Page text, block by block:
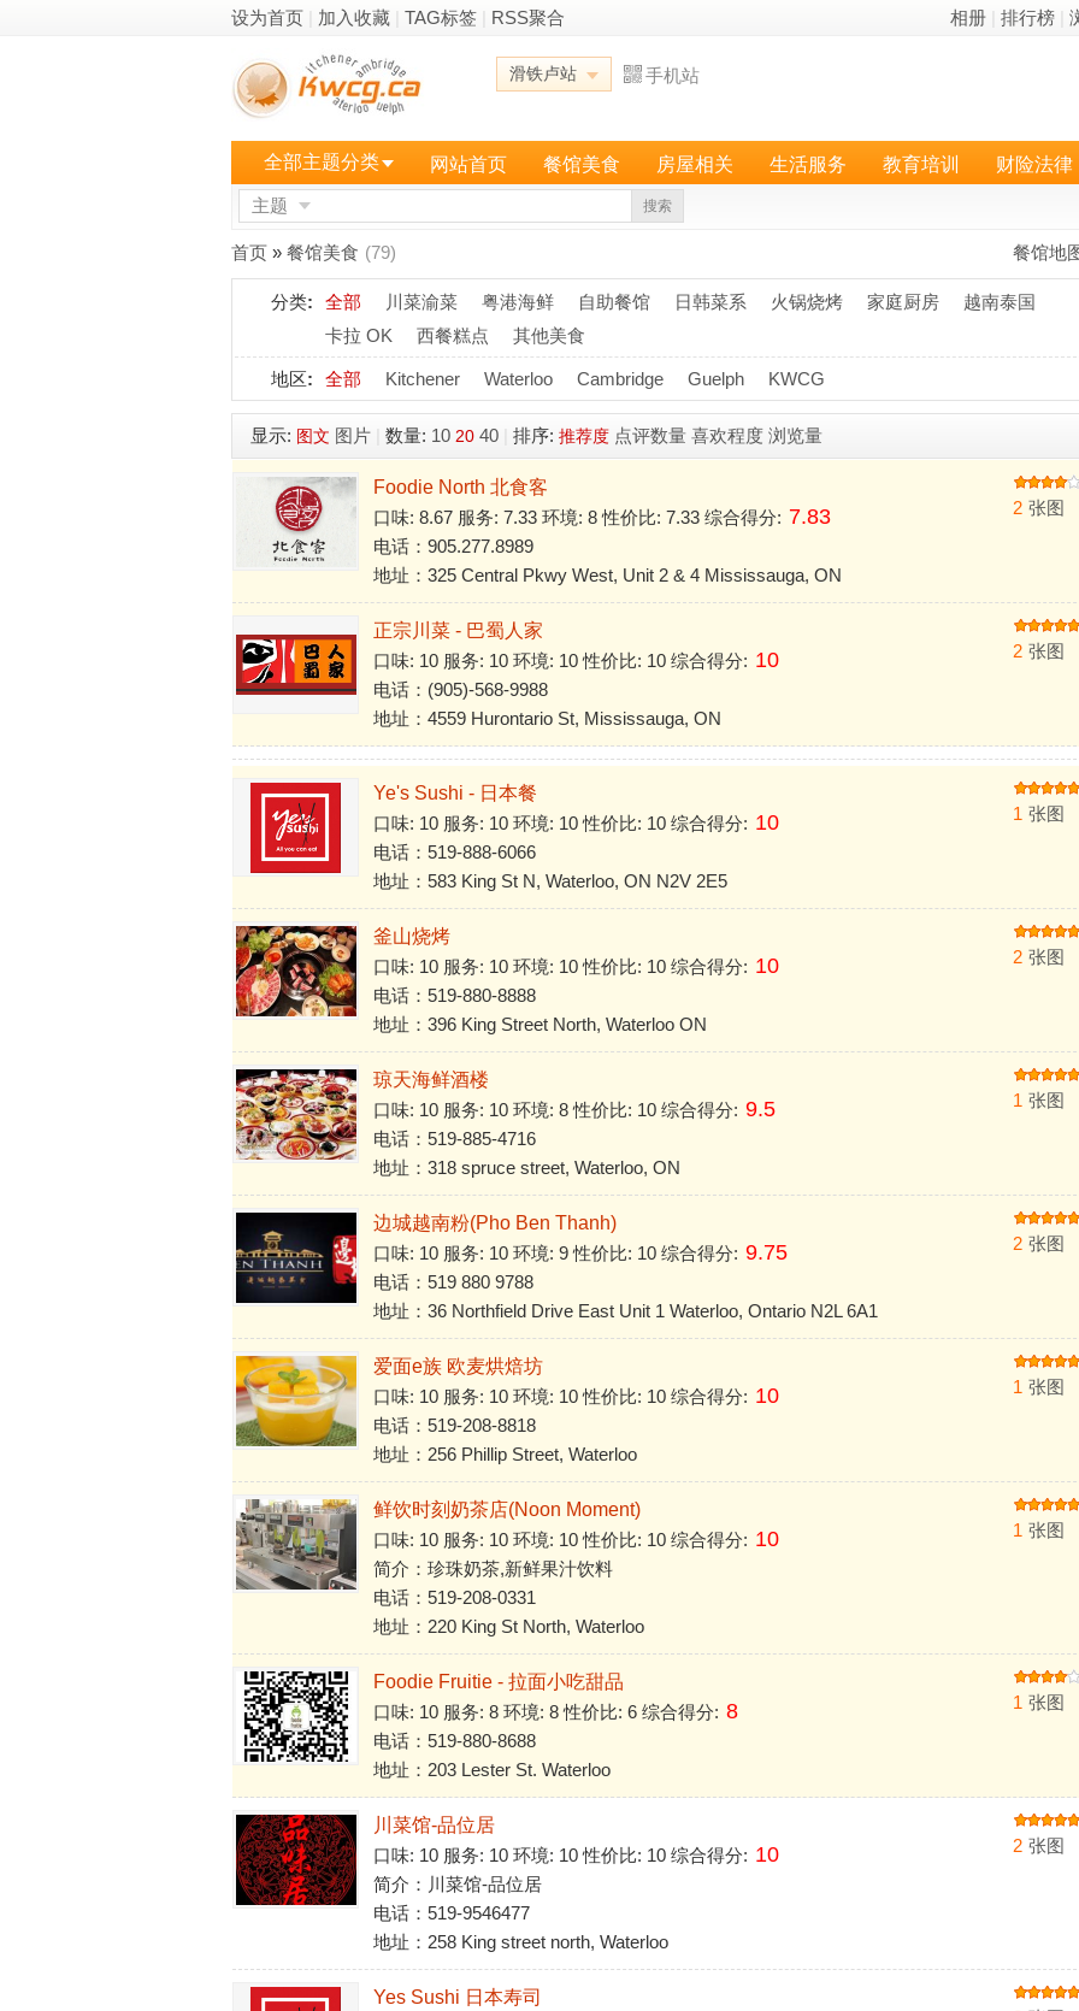
设为首页 加入收藏 TAG标签 RSS聚合 相册 排行榜
滑铁卢站 手机站
全部主题分类 网站首页 餐馆美食 房屋相关 生活服务 教育培训 财险法律
主题 搜索
餐馆地
首页 » 餐馆美食 (79)
分类: 全部 川菜渝菜 粤港海鲜 自助餐馆 日韩菜系 火锅烧烤 家庭厨房
越南泰国
卡拉 OK
西餐糕点 其他美食
地区: 全部 Kitchener Waterloo Cambridge Guelph KWCG
显示: 图文 图片 数量: 10 20 40 排序: 推荐度 点评数量 喜欢程度 浏览量
Foodie North 北食客
口味: 8.67 服务: 7.33 环境: 8 性价比: 7.33 综合得分: 7.83
电话：905.277.8989
地址：325 Central Pkwy West, Unit 2 & 4 Mississauga, ON
2 张图
正宗川菜 - 巴蜀人家
口味: 10 服务: 10 环境: 10 性价比: 10 综合得分: 10
电话：(905)-568-9988
地址：4559 Hurontario St, Mississauga, ON
2 张图
Ye's Sushi - 日本餐
口味: 10 服务: 10 环境: 10 性价比: 10 综合得分: 10
电话：519-888-6066
地址：583 King St N, Waterloo, ON N2V 2E5 ‎
1 张图
釜山烧烤
口味: 10 服务: 10 环境: 10 性价比: 10 综合得分: 10
电话：519-880-8888
地址：396 King Street North, Waterloo ON
2 张图
琼天海鲜酒楼
口味: 10 服务: 10 环境: 8 性价比: 10 综合得分: 9.5
电话：519-885-4716
地址：318 spruce street, Waterloo, ON
1 张图
边城越南粉(Pho Ben Thanh)
口味: 10 服务: 10 环境: 9 性价比: 10 综合得分: 9.75
电话：519 880 9788
地址：36 Northfield Drive East Unit 1 Waterloo, Ontario N2L 6A1
2 张图
爱面e族 欧麦烘焙坊
口味: 10 服务: 10 环境: 10 性价比: 10 综合得分: 10
电话：519-208-8818
地址：256 Phillip Street, Waterloo
1 张图
鲜饮时刻奶茶店(Noon Moment)
口味: 10 服务: 10 环境: 10 性价比: 10 综合得分: 10
简介：珍珠奶茶,新鲜果汁饮料
电话：519-208-0331
地址：220 King St North, Waterloo
1 张图
Foodie Fruitie - 拉面小吃甜品
口味: 10 服务: 8 环境: 8 性价比: 6 综合得分: 8
电话：519-880-8688
地址：203 Lester St. Waterloo
1 张图
川菜馆-品位居
口味: 10 服务: 10 环境: 10 性价比: 10 综合得分: 10
简介：川菜馆-品位居
电话：519-9546477
地址：258 King street north, Waterloo
2 张图
Yes Sushi 日本寿司